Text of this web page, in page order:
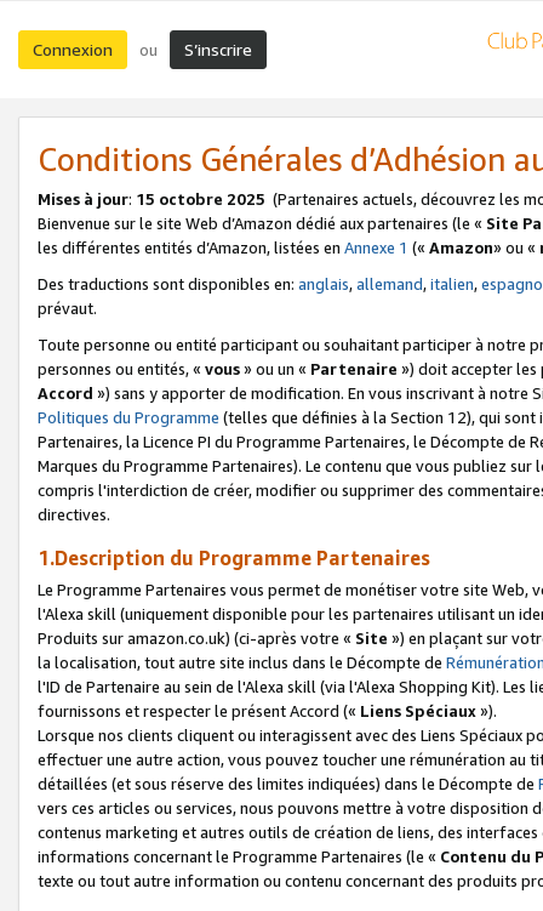
Connexion ou S’inscrire
Conditions Générales d’Adhésion
Mises à jour: 15 octobre 2025 (Partenaires actuels, découvrez les
Bienvenue sur le site Web d’Amazon dédié aux partenaires (le « Site
les différentes entités d’Amazon, listées en Annexe 1 (« Amazon» ou «
Des traductions sont disponibles en: anglais,allemand,italien,
prévaut.
Toute personne ou entité participant ou souhaitant participer à notre
personnes ou entités, « vous» ou un « Partenaire ») doit accepter les
Accord ») sans y apporter de modification. En vous inscrivant à notre
Politiques du Programme (telles que définies à la Section 12), qui
Partenaires, la Licence PI du Programme Partenaires, le Décompte de
Marques du Programme Partenaires). Le contenu que vous publiez
compris l'interdiction de créer, modifier ou supprimer des
directives.
1.Description du Programme Partenaires
Le Programme Partenaires vous permet de monétiser votre site Web,
l'Alexa skill (uniquement disponible pour les partenaires utilisant un
Produits sur amazon.co.uk) (ci-après votre « Site ») en plaçant sur
la localisation, tout autre site inclus dans le Décompte de
l'ID de Partenaire au sein de l'Alexa skill (via l'Alexa Shopping Kit).
fournissons et respecter le présent Accord (« Liens Spéciaux»).
Lorsque nos clients cliquent ou interagissent avec des Liens Spéciaux
effectuer une autre action, vous pouvez toucher une rémunération
détaillées (et sous réserve des limites indiquées) dans le Décompte de
vers ces articles ou services, nous pouvons mettre à votre disposition
contenus marketing et autres outils de création de liens, des
informations concernant le Programme Partenaires (le « Contenu du
texte ou tout autre information ou contenu concernant des produits